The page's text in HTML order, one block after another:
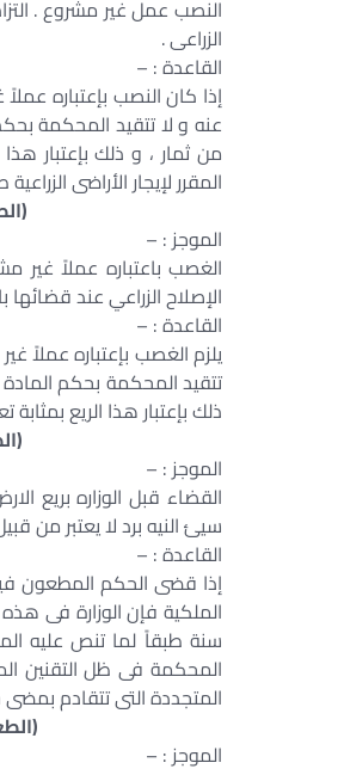
الزراعى .
القاعدة : –
إذا كان النصب بإعتباره
من ثمار ، و ذلك بإعتبار
المقرر لإيجار الأراضى الزراعية طبقاً
(الطعن رقم
الموجز : –
الإصلاح الزراعي عند قضائها
القاعدة : –
يلزم الغصب بإعتباره عملاً
ذلك بإعتبار هذا الريع
(الطعن
الموجز : –
القضاء قبل الوزاره بريع
سيئ النيه برد لا يعتبر من
القاعدة : –
إذا قضى الحكم المطعون فيه
الملكية فإن الوزارة فى
المحكمة فى ظل التقنين
المتجددة التى تتقادم
(الطعن رقم 351
الموجز : –